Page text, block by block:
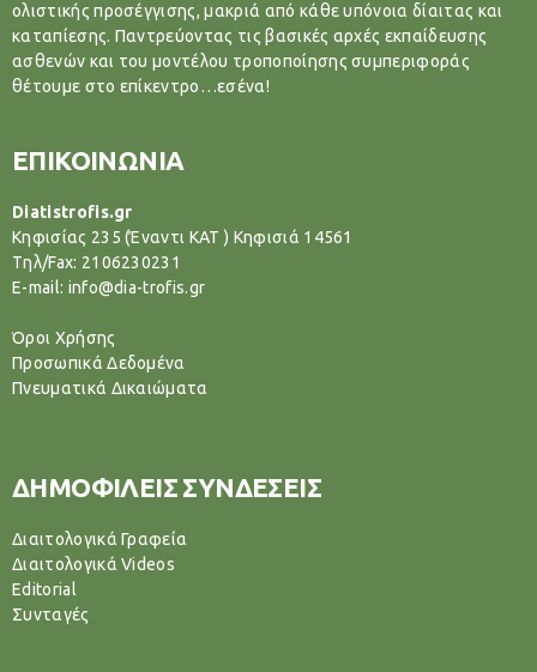
ολιστικής προσέγγισης, μακριά από κάθε υπόνοια δίαιτας και
καταπίεσης. Παντρεύοντας τις βασικές αρχές εκπαίδευσης
ασθενών και του μοντέλου τροποποίησης συμπεριφοράς
θέτουμε στο επίκεντρο…εσένα!
ΕΠΙΚΟΙΝΩΝΙΑ
Diatistrofis.gr
Κηφισίας 235 (Έναντι ΚΑΤ ) Κηφισιά 14561
Tηλ/Fax: 2106230231
E-mail: info@dia-trofis.gr
Όροι Χρήσης
Προσωπικά Δεδομένα
Πνευματικά Δικαιώματα
ΔΗΜΟΦΙΛΕΙΣ ΣΥΝΔΕΣΕΙΣ
Διαιτολογικά Γραφεία
Διαιτολογικά Videos
Editorial
Συνταγές